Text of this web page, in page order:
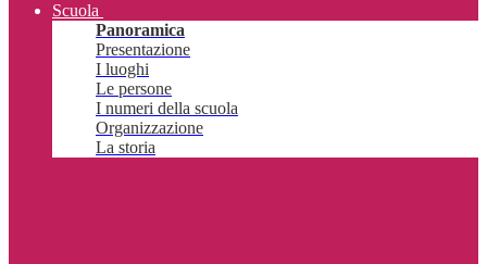
Scuola
Panoramica
Presentazione
I luoghi
Le persone
I numeri della scuola
Organizzazione
La storia